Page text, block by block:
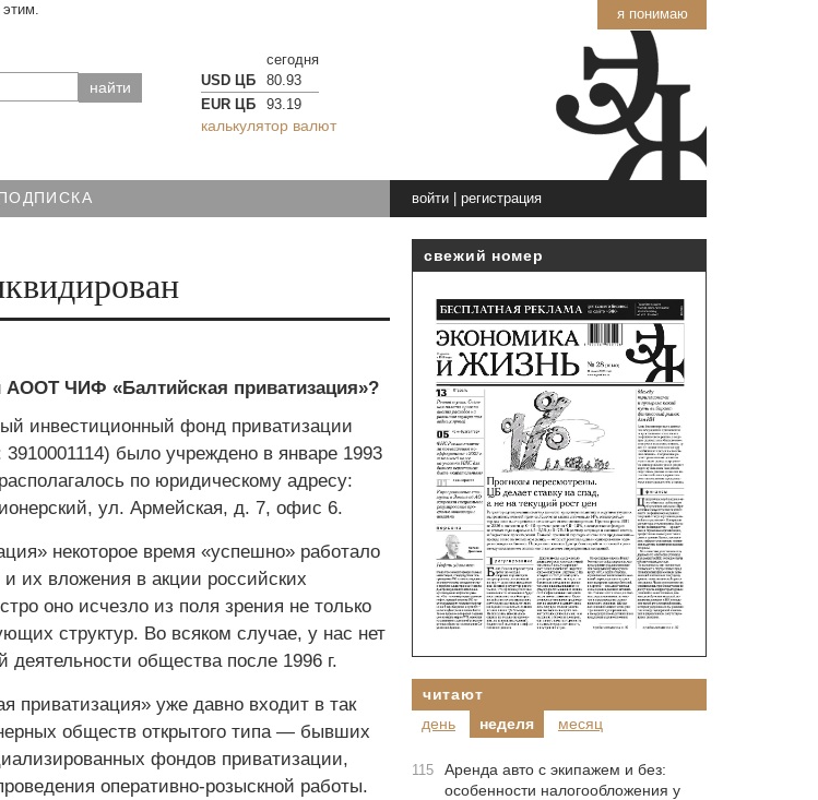
я понимаю
этим.
сегодня
USD ЦБ
80.93
EUR ЦБ
93.19
калькулятор валют
ПОДПИСКА войти| регистрация
АООТ ЧИФ «Балтийская приватизация»?
инвестиционный фонд приватизации
было учреждено в январе 1993
по юридическому адресу:
ул. Армейская, д. 7, офис 6.
некоторое время «успешно» работало
их вложения в акции российских
оно исчезло из поля зрения не только
структур. Во всяком случае, у нас нет
общества после 1996 г.
уже давно входит в так
обществ открытого типа — бывших
фондов приватизации,
оперативно-розыскной работы.
свежий номер
читают
день
неделя месяц
115
Аренда авто с экипажем и без:
особенности налогообложения у